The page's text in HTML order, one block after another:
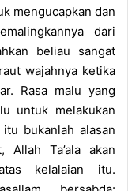
mengucapkan dan
dari
beliau sangat
wajahnya ketika
Rasa malu yang
untuk melakukan
bukanlah alasan
Allah Ta’ala akan
kelalaian itu.